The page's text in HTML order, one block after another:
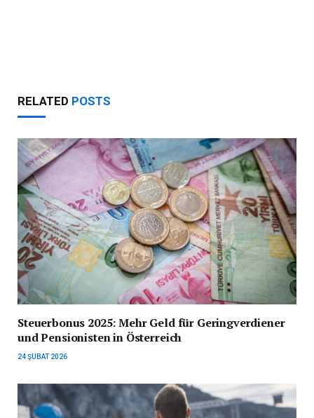
RELATED POSTS
Steuerbonus 2025: Mehr Geld für Geringverdiener
und Pensionisten in Österreich
24 ŞUBAT 2026